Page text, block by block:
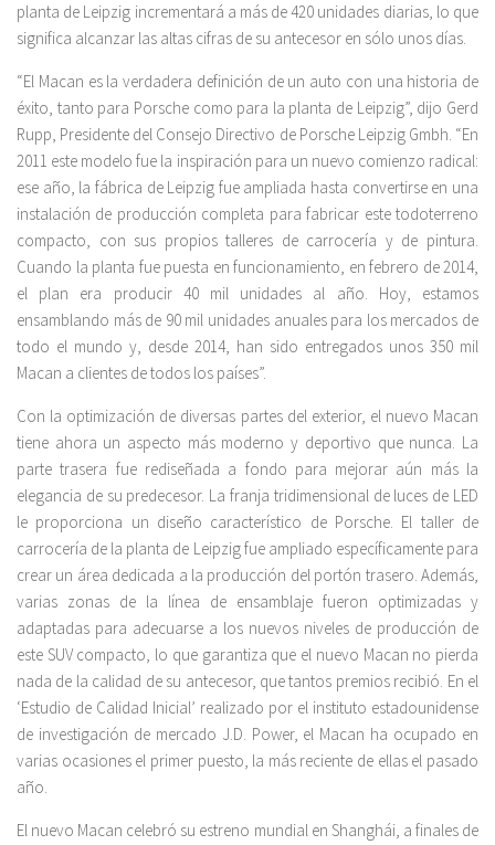
planta de Leipzig incrementará a más de 420 unidades diarias, lo que
significa alcanzar las altas cifras de su antecesor en sólo unos días.
“El Macan es la verdadera definición de un auto con una historia de
éxito, tanto para Porsche como para la planta de Leipzig”, dijo Gerd
Rupp, Presidente del Consejo Directivo de Porsche Leipzig Gmbh. “En
2011 este modelo fue la inspiración para un nuevo comienzo radical:
ese año, la fábrica de Leipzig fue ampliada hasta convertirse en una
instalación de producción completa para fabricar este todoterreno
compacto, con sus propios talleres de carrocería y de pintura.
Cuando la planta fue puesta en funcionamiento, en febrero de 2014,
el plan era producir 40 mil unidades al año. Hoy, estamos
ensamblando más de 90 mil unidades anuales para los mercados de
todo el mundo y, desde 2014, han sido entregados unos 350 mil
Macan a clientes de todos los países”.
Con la optimización de diversas partes del exterior, el nuevo Macan
tiene ahora un aspecto más moderno y deportivo que nunca. La
parte trasera fue rediseñada a fondo para mejorar aún más la
elegancia de su predecesor. La franja tridimensional de luces de LED
le proporciona un diseño característico de Porsche. El taller de
carrocería de la planta de Leipzig fue ampliado específicamente para
crear un área dedicada a la producción del portón trasero. Además,
varias zonas de la línea de ensamblaje fueron optimizadas y
adaptadas para adecuarse a los nuevos niveles de producción de
este SUV compacto, lo que garantiza que el nuevo Macan no pierda
nada de la calidad de su antecesor, que tantos premios recibió. En el
‘Estudio de Calidad Inicial’ realizado por el instituto estadounidense
de investigación de mercado J.D. Power, el Macan ha ocupado en
varias ocasiones el primer puesto, la más reciente de ellas el pasado
año.
El nuevo Macan celebró su estreno mundial en Shanghái, a finales de